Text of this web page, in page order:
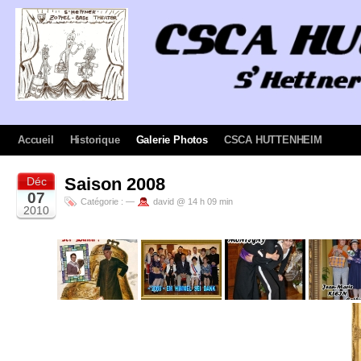
Accueil Historique Galerie Photos CSCA HUTTENHEIM
Déc
07
2010
Saison 2008
Catégorie : — david @ 14 h 09 min